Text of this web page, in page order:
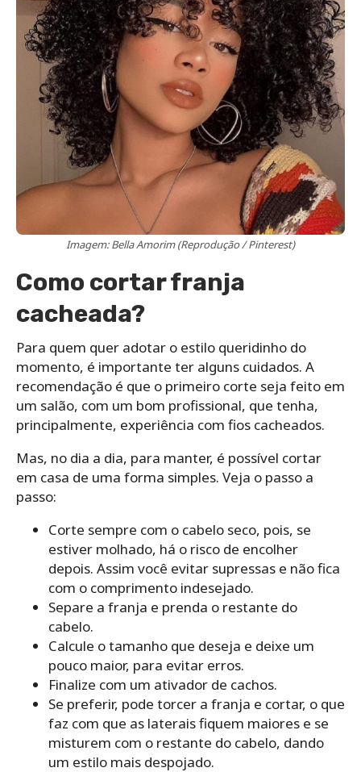
Imagem: Bella Amorim (Reprodução / Pinterest)
Como cortar franja
cacheada?
Para quem quer adotar o estilo queridinho do
momento, é importante ter alguns cuidados. A
recomendação é que o primeiro corte seja feito em
um salão, com um bom profissional, que tenha,
principalmente, experiência com fios cacheados.
Mas, no dia a dia, para manter, é possível cortar
em casa de uma forma simples. Veja o passo a
passo:
Corte sempre com o cabelo seco, pois, se
estiver molhado, há o risco de encolher
depois. Assim você evitar supressas e não fica
com o comprimento indesejado.
Separe a franja e prenda o restante do
cabelo.
Calcule o tamanho que deseja e deixe um
pouco maior, para evitar erros.
Finalize com um ativador de cachos.
Se preferir, pode torcer a franja e cortar, o que
faz com que as laterais fiquem maiores e se
misturem com o restante do cabelo, dando
um estilo mais despojado.